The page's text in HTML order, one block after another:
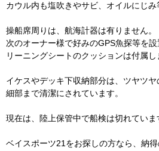
カウル内も塩吹きやサビ、オイルにじみ
操船席周りは、航海計器は有りません。
次のオーナー様で好みのGPS魚探等を設
リーニングシートのクッションは付属し
イケスやデッキ下収納部分は、ツヤツヤ
細部まで清潔にされています。
現在は、陸上保管中で船検は切れていま
ベイスポーツ21をお探しの方なら、納得